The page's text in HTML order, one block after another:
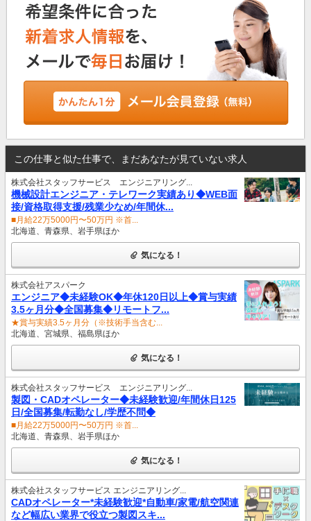
この仕事と似た仕事で、まだあなたが見ていない求人
株式会社スタッフサービス エンジニアリング...
機械設計エンジニア・テレワーク実績あり◆WEB面
接/資格取得支援/残業少なめ/年間休...
■月給22万5000円〜50万円 ※首...
北海道、青森県、岩手県ほか
気になる！
株式会社アスパーク
エンジニア◆未経験OK◆年休120日以上◆賞与実績
3.5ヶ月分◆全国募集◆リモートフ...
★賞与実績3.5ヶ月分（※技術手当含む...
北海道、宮城県、福島県ほか
気になる！
株式会社スタッフサービス エンジニアリング...
製図・CADオペレーター◆未経験歓迎/年間休日125
日/全国募集/転勤なし/学歴不問◆
■月給22万5000円〜50万円 ※首...
北海道、青森県、岩手県ほか
気になる！
株式会社スタッフサービス エンジニアリング...
CADオペレーター*未経験歓迎*自動車/家電/航空関連
など幅広い業界で役立つ製図スキ...